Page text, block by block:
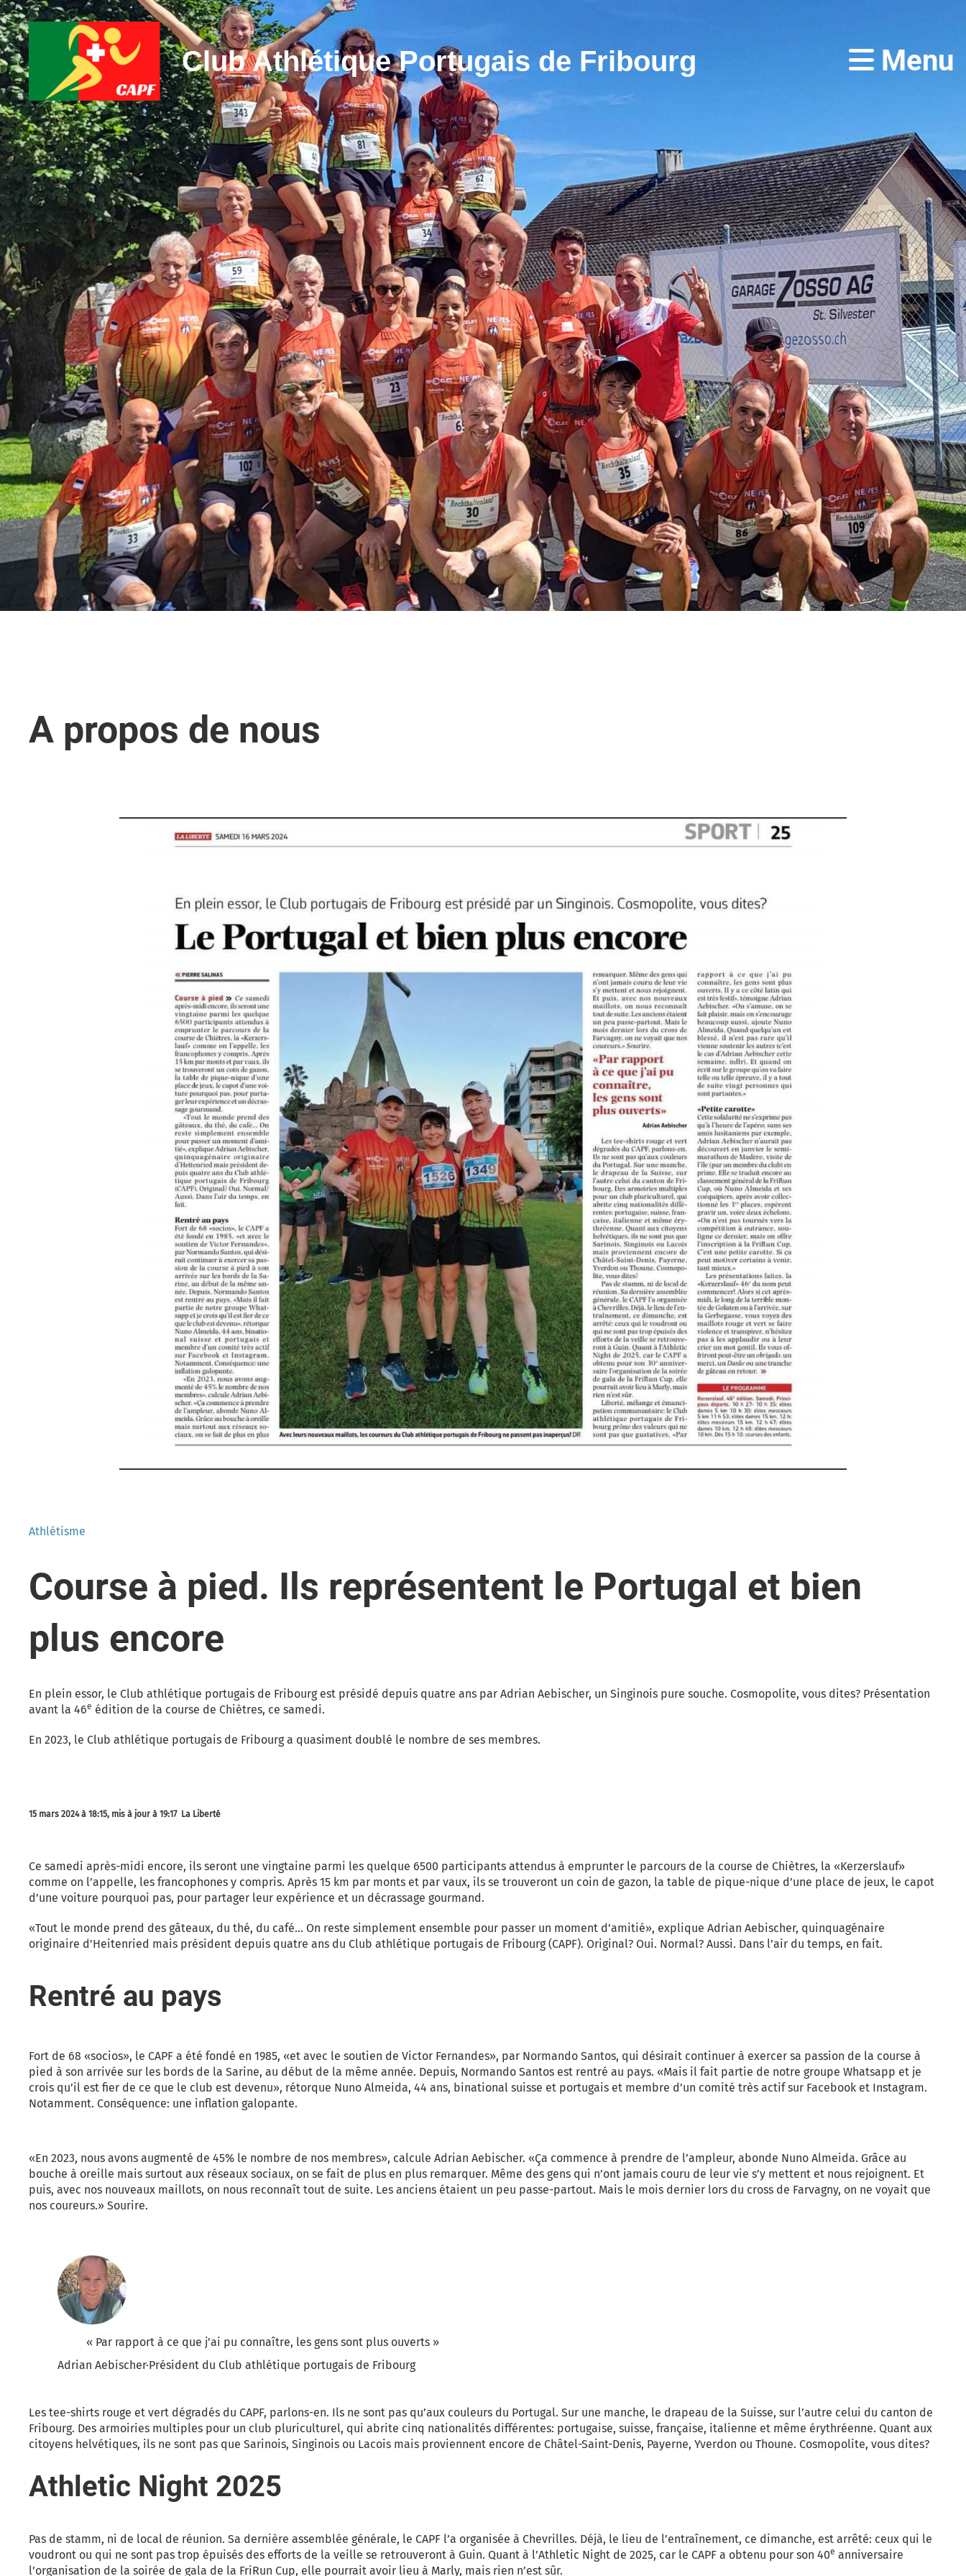
Club Athlétique Portugais de Fribourg Menu
A propos de nous
Athlétisme
Course à pied. Ils représentent le Portugal et bien
plus encore
En plein essor, le Club athlétique portugais de Fribourg est présidé depuis quatre ans par Adrian Aebischer, un Singinois pure souche. Cosmopolite, vous dites? Présentation
avant la 46e édition de la course de Chiètres, ce samedi.
En 2023, le Club athlétique portugais de Fribourg a quasiment doublé le nombre de ses membres.
15 mars 2024 à 18:15, mis à jour à 19:17 La Liberté
Ce samedi après-midi encore, ils seront une vingtaine parmi les quelque 6500 participants attendus à emprunter le parcours de la course de Chiètres, la «Kerzerslauf»
comme on l’appelle, les francophones y compris. Après 15 km par monts et par vaux, ils se trouveront un coin de gazon, la table de pique-nique d’une place de jeux, le capot
d’une voiture pourquoi pas, pour partager leur expérience et un décrassage gourmand.
«Tout le monde prend des gâteaux, du thé, du café… On reste simplement ensemble pour passer un moment d’amitié», explique Adrian Aebischer, quinquagénaire
originaire d’Heitenried mais président depuis quatre ans du Club athlétique portugais de Fribourg (CAPF). Original? Oui. Normal? Aussi. Dans l’air du temps, en fait.
Rentré au pays
Fort de 68 «socios», le CAPF a été fondé en 1985, «et avec le soutien de Victor Fernandes», par Normando Santos, qui désirait continuer à exercer sa passion de la course à
pied à son arrivée sur les bords de la Sarine, au début de la même année. Depuis, Normando Santos est rentré au pays. «Mais il fait partie de notre groupe Whatsapp et je
crois qu’il est fier de ce que le club est devenu», rétorque Nuno Almeida, 44 ans, binational suisse et portugais et membre d’un comité très actif sur Facebook et Instagram.
Notamment. Conséquence: une inflation galopante.
«En 2023, nous avons augmenté de 45% le nombre de nos membres», calcule Adrian Aebischer. «Ça commence à prendre de l’ampleur, abonde Nuno Almeida. Grâce au
bouche à oreille mais surtout aux réseaux sociaux, on se fait de plus en plus remarquer. Même des gens qui n’ont jamais couru de leur vie s’y mettent et nous rejoignent. Et
puis, avec nos nouveaux maillots, on nous reconnaît tout de suite. Les anciens étaient un peu passe-partout. Mais le mois dernier lors du cross de Farvagny, on ne voyait que
nos coureurs.» Sourire.
« Par rapport à ce que j’ai pu connaître, les gens sont plus ouverts »
Adrian Aebischer·Président du Club athlétique portugais de Fribourg
Les tee-shirts rouge et vert dégradés du CAPF, parlons-en. Ils ne sont pas qu’aux couleurs du Portugal. Sur une manche, le drapeau de la Suisse, sur l’autre celui du canton de
Fribourg. Des armoiries multiples pour un club pluriculturel, qui abrite cinq nationalités différentes: portugaise, suisse, française, italienne et même érythréenne. Quant aux
citoyens helvétiques, ils ne sont pas que Sarinois, Singinois ou Lacois mais proviennent encore de Châtel-Saint-Denis, Payerne, Yverdon ou Thoune. Cosmopolite, vous dites?
Athletic Night 2025
Pas de stamm, ni de local de réunion. Sa dernière assemblée générale, le CAPF l’a organisée à Chevrilles. Déjà, le lieu de l’entraînement, ce dimanche, est arrêté: ceux qui le
voudront ou qui ne sont pas trop épuisés des efforts de la veille se retrouveront à Guin. Quant à l’Athletic Night de 2025, car le CAPF a obtenu pour son 40e anniversaire
l’organisation de la soirée de gala de la FriRun Cup, elle pourrait avoir lieu à Marly, mais rien n’est sûr.